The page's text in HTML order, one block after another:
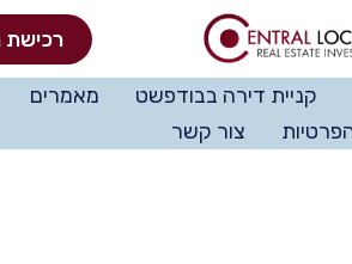
רכישת
קניית דירה בבודפשט מאמרים
צור קשר